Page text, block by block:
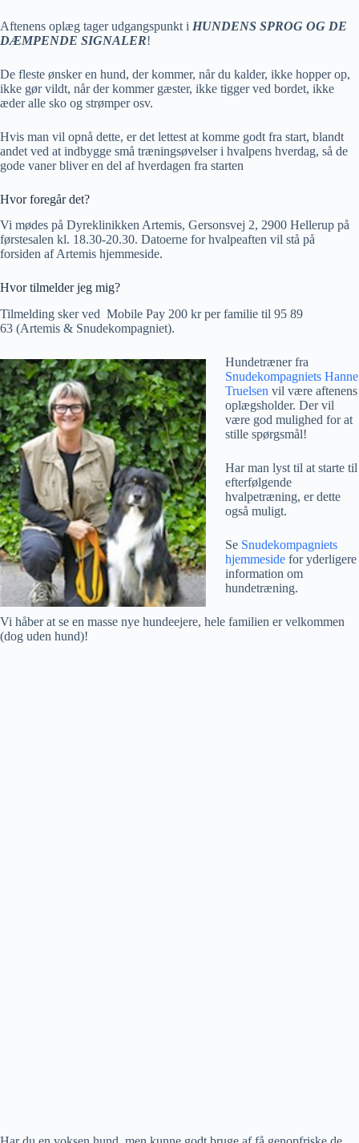
Aftenens oplæg tager udgangspunkt i HUNDENS SPROG OG DE
DÆMPENDE SIGNALER!
De fleste ønsker en hund, der kommer, når du kalder, ikke hopper op,
ikke gør vildt, når der kommer gæster, ikke tigger ved bordet, ikke
æder alle sko og strømper osv.
Hvis man vil opnå dette, er det lettest at komme godt fra start, blandt
andet ved at indbygge små træningsøvelser i hvalpens hverdag, så de
gode vaner bliver en del af hverdagen fra starten
Hvor foregår det?
Vi mødes på Dyreklinikken Artemis, Gersonsvej 2, 2900 Hellerup på
førstesalen kl. 18.30-20.30. Datoerne for hvalpeaften vil stå på
forsiden af Artemis hjemmeside.
Hvor tilmelder jeg mig?
Tilmelding sker ved Mobile Pay 200 kr per familie til 95 89
63 (Artemis & Snudekompagniet).
Hundetræner fra
Snudekompagniets Hanne
Truelsen vil være aftenens
oplægsholder. Der vil
være god mulighed for at
stille spørgsmål!
Har man lyst til at starte til
efterfølgende
hvalpetræning, er dette
også muligt.
Se Snudekompagniets
hjemmeside for yderligere
information om
hundetræning.
Vi håber at se en masse nye hundeejere, hele familien er velkommen
(dog uden hund)!